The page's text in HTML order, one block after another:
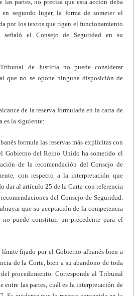
las partes, no precisa que esta acción deba
en segundo lugar, la forma de someter el
por los textos que rigen el funcionamiento
el Consejo de Seguridad en su
de Justicia no puede considerar
que no se opone ninguna disposición de
de la reserva formulada en la carta de
es la siguiente:
formula las reservas más explícitas con
Gobierno del Reino Unido ha sometido el
de la recomendación del Consejo de
con respecto a la interpretación que
dar al artículo 25 de la Carta con referencia
del Consejo de Seguridad.
que su aceptación de la competencia
puede constituir un precedente para el
límite fijado por el Gobierno albanés bien a
de la Corte, bien a su abandono de toda
procedimiento. Corresponde al Tribunal
entre las partes, cuál es la interpretación de